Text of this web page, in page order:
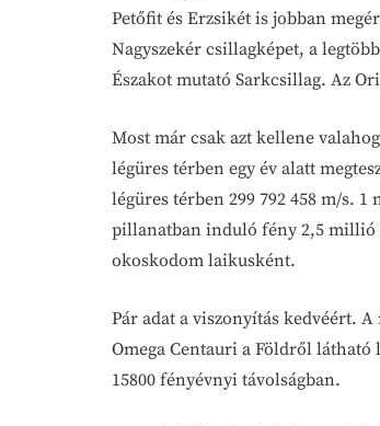
Petőfit és Erzsikét is jobban
Nagyszekér csillagképet, a
Északot mutató Sarkcsillag. Az
Most már csak azt kellene
légüres térben egy év alatt
légüres térben 299 792 458 m/s.
pillanatban induló fény 2,5 millió
okoskodom laikusként.
Pár adat a viszonyítás kedvéért.
Omega Centauri a Földről
15800 fényévnyi távolságban.